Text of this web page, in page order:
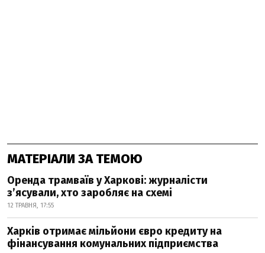
МАТЕРІАЛИ ЗА ТЕМОЮ
Оренда трамваїв у Харкові: журналісти
з’ясували, хто заробляє на схемі
12 ТРАВНЯ, 17:55
Харків отримає мільйони євро кредиту на
фінансування комунальних підприємства